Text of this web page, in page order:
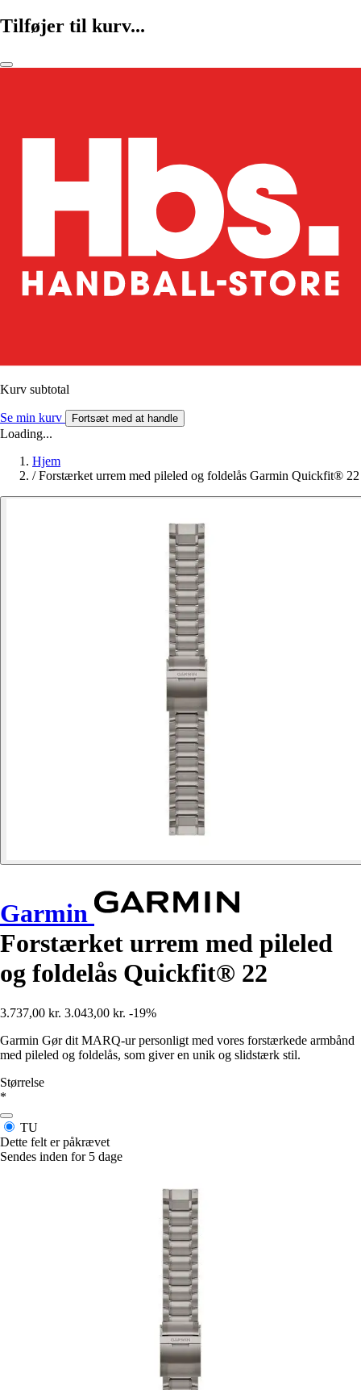
Tilføjer til kurv...
Kurv subtotal
Se min kurv Fortsæt med at handle
Loading...
Hjem
/ Forstærket urrem med pileled og foldelås Garmin Quickfit® 22
Garmin
Forstærket urrem med pileled
og foldelås Quickfit® 22
3.737,00 kr. 3.043,00 kr. -19%
Garmin Gør dit MARQ-ur personligt med vores forstærkede armbånd
med pileled og foldelås, som giver en unik og slidstærk stil.
Størrelse
*
TU
Dette felt er påkrævet
Sendes inden for 5 dage